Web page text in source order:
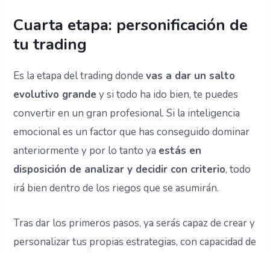
Cuarta etapa: personificación de
tu trading
Es la etapa del trading dondevas a dar un salto
evolutivo grande y si todo ha ido bien, te puedes
convertir en un gran profesional. Si la inteligencia
emocional es un factor que has conseguido dominar
anteriormente y por lo tanto ya estás en
disposición de analizar y decidir con criterio, todo
irá bien dentro de los riegos que se asumirán.
Tras dar los primeros pasos, ya serás capaz de crear y
personalizar tus propias estrategias, con capacidad de